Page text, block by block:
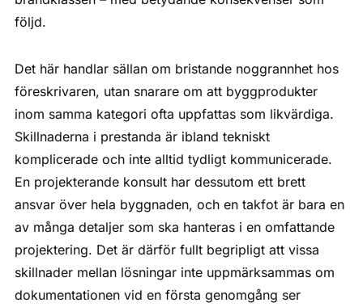
följd.
Det här handlar sällan om bristande noggrannhet hos
föreskrivaren, utan snarare om att byggprodukter
inom samma kategori ofta uppfattas som likvärdiga.
Skillnaderna i prestanda är ibland tekniskt
komplicerade och inte alltid tydligt kommunicerade.
En projekterande konsult har dessutom ett brett
ansvar över hela byggnaden, och en takfot är bara en
av många detaljer som ska hanteras i en omfattande
projektering. Det är därför fullt begripligt att vissa
skillnader mellan lösningar inte uppmärksammas om
dokumentationen vid en första genomgång ser